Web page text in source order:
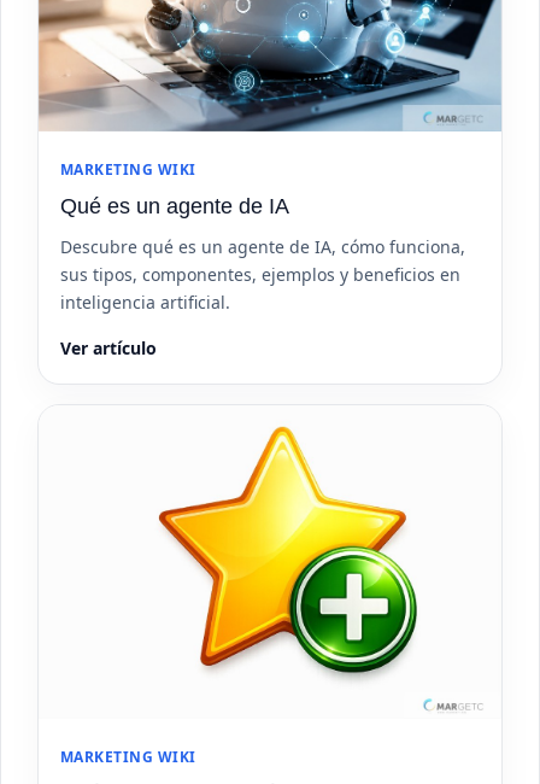
MARKETING WIKI
Qué es un agente de IA
Descubre qué es un agente de IA, cómo funciona,
sus tipos, componentes, ejemplos y beneficios en
inteligencia artificial.
Ver artículo
MARKETING WIKI